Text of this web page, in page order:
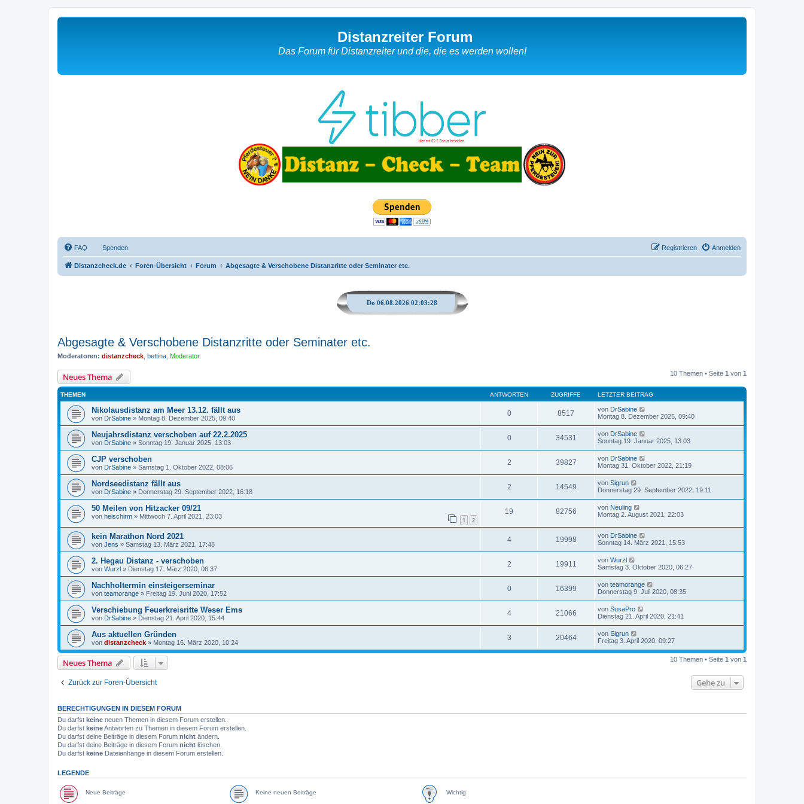
Distanzreiter Forum
Das Forum für Distanzreiter und die, die es werden wollen!
FAQ Spenden Anmelden
Registrieren
Distanzcheck.de Foren-Übersicht Forum Abgesagte & Verschobene Distanzritte oder Seminater etc.
Do 06.08.2026 02:03:28
Abgesagte & Verschobene Distanzritte oder Seminater etc.
Moderatoren: distanzcheck bettina Moderator
Neues Thema 10 Themen • Seite 1 von 1
THEMEN ANTWORTEN ZUGRIFFE LETZTER BEITRAG
Nikolausdistanz am Meer 13.12. fällt aus
von DrSabine » Montag 8. Dezember 2025, 09:40
0 8517 von DrSabine
Montag 8. Dezember 2025, 09:40
Neujahrsdistanz verschoben auf 22.2.2025
von DrSabine » Sonntag 19. Januar 2025, 13:03
0 34531 von DrSabine
Sonntag 19. Januar 2025, 13:03
CJP verschoben
von DrSabine » Samstag 1. Oktober 2022, 08:06
2 39827 von DrSabine
Montag 31. Oktober 2022, 21:19
Nordseedistanz fällt aus
von DrSabine » Donnerstag 29. September 2022, 16:18
2 14549 von Sigrun
Donnerstag 29. September 2022, 19:11
50 Meilen von Hitzacker 09/21
von heischirm » Mittwoch 7. April 2021, 23:03 1 2
19 82756 von Neuling
Montag 2. August 2021, 22:03
kein Marathon Nord 2021
von Jens » Samstag 13. März 2021, 17:48
4 19998 von DrSabine
Sonntag 14. März 2021, 15:53
2. Hegau Distanz - verschoben
von Wurzl » Dienstag 17. März 2020, 06:37
2 19911 von Wurzl
Samstag 3. Oktober 2020, 06:27
Nachholtermin einsteigerseminar
von teamorange » Freitag 19. Juni 2020, 17:52
0 16399 von teamorange
Donnerstag 9. Juli 2020, 08:35
Verschiebung Feuerkreisritte Weser Ems
von DrSabine » Dienstag 21. April 2020, 15:44
4 21066 von SusaPro
Dienstag 21. April 2020, 21:41
Aus aktuellen Gründen
von distanzcheck » Montag 16. März 2020, 10:24
3 20464 von Sigrun
Freitag 3. April 2020, 09:27
Neues Thema 10 Themen • Seite 1 von 1
Zurück zur Foren-Übersicht Gehe zu
BERECHTIGUNGEN IN DIESEM FORUM
Du darfst keine neuen Themen in diesem Forum erstellen.
Du darfst keineAntworten zu Themen in diesem Forum erstellen.
Du darfst deine Beiträge in diesem Forum nicht ändern.
Du darfst deine Beiträge in diesem Forum nicht löschen.
Du darfst keine Dateianhänge in diesem Forum erstellen.
LEGENDE
Neue Beiträge Keine neuen Beiträge Wichtig